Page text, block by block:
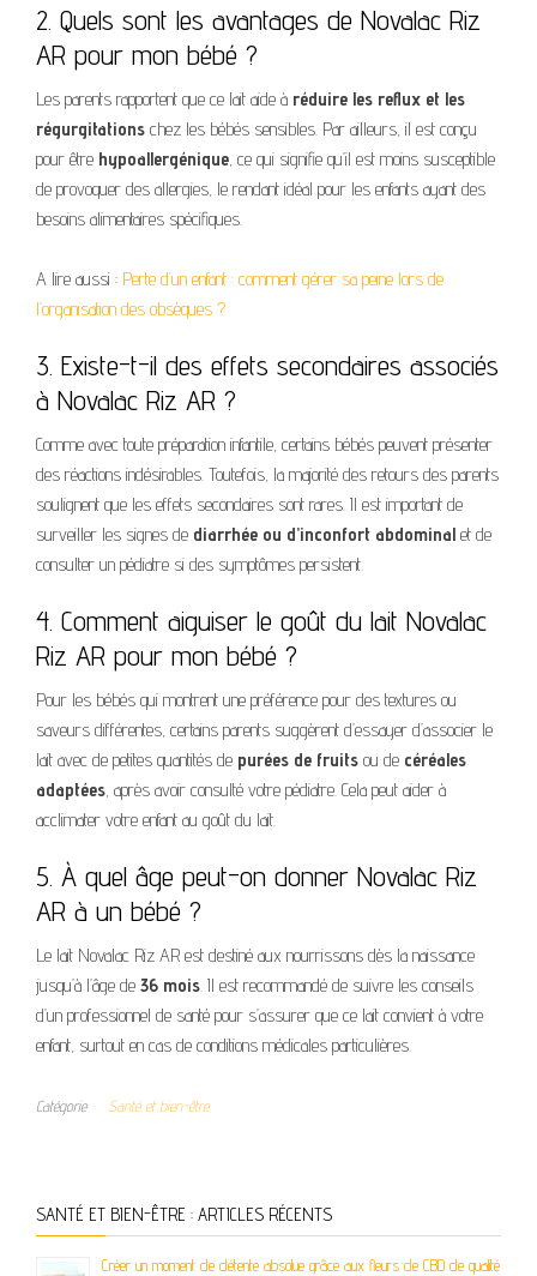
2. Quels sont les avantages de Novalac Riz
AR pour mon bébé ?
Les parents rapportent que ce lait aide à réduire les reflux et les
régurgitations chez les bébés sensibles. Par ailleurs, il est conçu
pour être hypoallergénique, ce qui signifie qu’il est moins susceptible
de provoquer des allergies, le rendant idéal pour les enfants ayant des
besoins alimentaires spécifiques.
A lire aussi : Perte d’un enfant : comment gérer sa peine lors de
l’organisation des obsèques ?
3. Existe-t-il des effets secondaires associés
à Novalac Riz AR ?
Comme avec toute préparation infantile, certains bébés peuvent présenter
des réactions indésirables. Toutefois, la majorité des retours des parents
soulignent que les effets secondaires sont rares. Il est important de
surveiller les signes de diarrhée ou d’inconfort abdominal et de
consulter un pédiatre si des symptômes persistent.
4. Comment aiguiser le goût du lait Novalac
Riz AR pour mon bébé ?
Pour les bébés qui montrent une préférence pour des textures ou
saveurs différentes, certains parents suggèrent d’essayer d’associer le
lait avec de petites quantités de purées de fruits ou de céréales
adaptées, après avoir consulté votre pédiatre. Cela peut aider à
acclimater votre enfant au goût du lait.
5. À quel âge peut-on donner Novalac Riz
AR à un bébé ?
Le lait Novalac Riz AR est destiné aux nourrissons dès la naissance
jusqu’à l’âge de 36 mois. Il est recommandé de suivre les conseils
d’un professionnel de santé pour s’assurer que ce lait convient à votre
enfant, surtout en cas de conditions médicales particulières.
Catégorie Santé et bien-être
SANTÉ ET BIEN-ÊTRE : ARTICLES RÉCENTS
Créer un moment de détente absolue grâce aux fleurs de CBD de qualité